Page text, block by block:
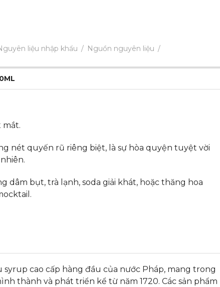
liệu nhập khẩu Nguồn nguyên liệu
mắt.
nét quyến rũ riêng biệt, là sự hòa quyện tuyệt vời
dâm bụt, trà lạnh, soda giải khát, hoặc thăng hoa
syrup cao cấp hàng đầu của nước Pháp, mang trong
thành và phát triển kể từ năm 1720. Các sản phẩm